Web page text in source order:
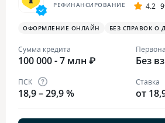
РЕФИНАНСИРОВАНИЕ 4.2
ОФОРМЛЕНИЕ ОНЛАЙН БЕЗ СПРАВОК О
Сумма кредита
100 000 - 7 млн ₽ Без
ПСК
18,9 – 29,9 %
Ставка
от